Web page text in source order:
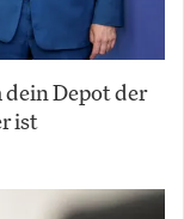
Depot der
ist